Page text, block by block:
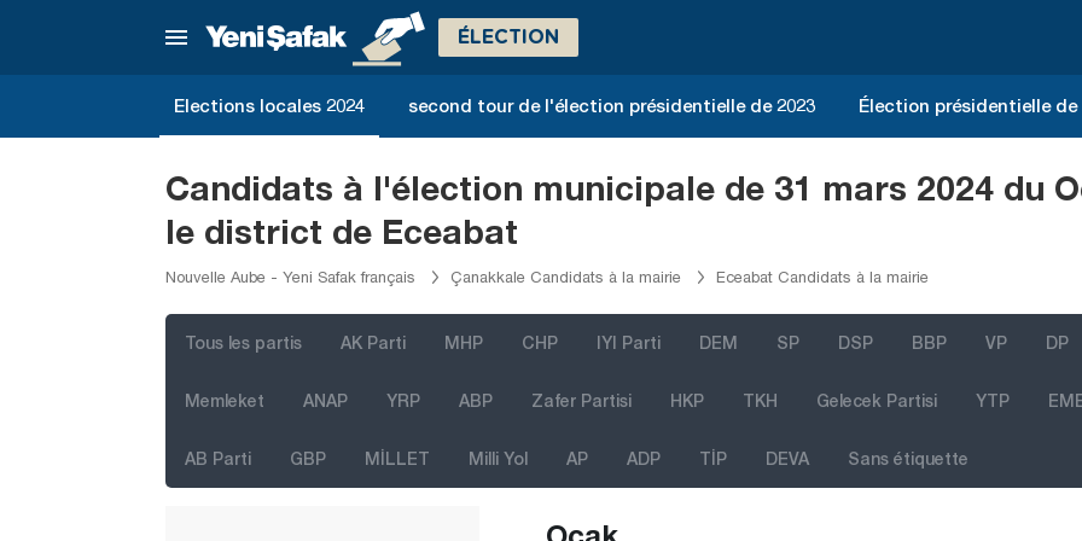
ÉLECTION
Elections locales 2024 second tour de l'élection présidentielle de 2023 Élection présidentielle de
Candidats à l'élection municipale de 31 mars 2024 du
le district de Eceabat
Nouvelle Aube - Yeni Safak français Çanakkale Candidats à la mairie Eceabat Candidats à la mairie
Tous les partis AK Parti MHP CHP IYI Parti DEM SP DSP BBP VP DP
Memleket ANAP YRP ABP Zafer Partisi HKP TKH Gelecek Partisi YTP
AB Parti GBP MİLLET Milli Yol AP ADP TİP DEVA Sans étiquette
Artvin
Bingöl
Burdur